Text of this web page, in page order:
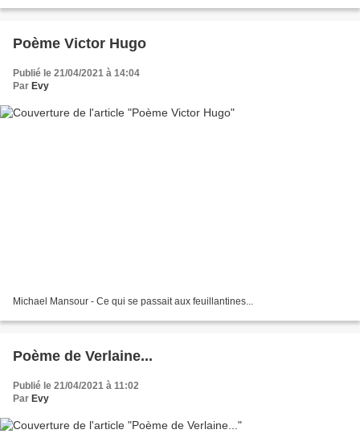
Poème Victor Hugo
Publié le 21/04/2021 à 14:04
Par Evy
Michael Mansour - Ce qui se passait aux feuillantines...
Poème de Verlaine...
Publié le 21/04/2021 à 11:02
Par Evy